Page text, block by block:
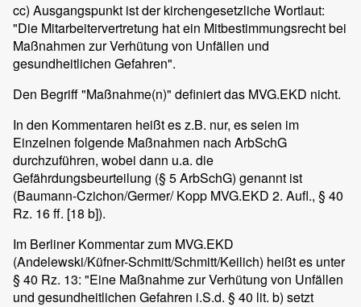
cc) Ausgangspunkt ist der kirchengesetzliche Wortlaut:
"Die Mitarbeitervertretung hat ein Mitbestimmungsrecht bei
Maßnahmen zur Verhütung von Unfällen und
gesundheitlichen Gefahren".
Den Begriff "Maßnahme(n)" definiert das MVG.EKD nicht.
In den Kommentaren heißt es z.B. nur, es seien im
Einzelnen folgende Maßnahmen nach ArbSchG
durchzuführen, wobei dann u.a. die
Gefährdungsbeurteilung (§ 5 ArbSchG) genannt ist
(Baumann-Czichon/Germer/ Kopp MVG.EKD 2. Aufl., § 40
Rz. 16 ff. [18 b]).
Im Berliner Kommentar zum MVG.EKD
(Andelewski/Küfner-Schmitt/Schmitt/Keilich) heißt es unter
§ 40 Rz. 13: "Eine Maßnahme zur Verhütung von Unfällen
und gesundheitlichen Gefahren i.S.d. § 40 lit. b) setzt